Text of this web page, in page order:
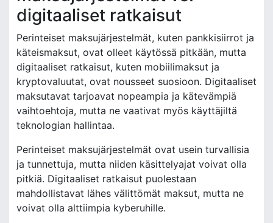
digitaaliset ratkaisut
Perinteiset maksujärjestelmät, kuten pankkisiirrot ja
käteismaksut, ovat olleet käytössä pitkään, mutta
digitaaliset ratkaisut, kuten mobiilimaksut ja
kryptovaluutat, ovat nousseet suosioon. Digitaaliset
maksutavat tarjoavat nopeampia ja kätevämpiä
vaihtoehtoja, mutta ne vaativat myös käyttäjiltä
teknologian hallintaa.
Perinteiset maksujärjestelmät ovat usein turvallisia
ja tunnettuja, mutta niiden käsittelyajat voivat olla
pitkiä. Digitaaliset ratkaisut puolestaan
mahdollistavat lähes välittömät maksut, mutta ne
voivat olla alttiimpia kyberuhille.